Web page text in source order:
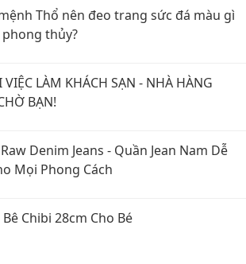
Thổ nên đeo trang sức đá màu gì
thủy?
VIỆC LÀM KHÁCH SẠN - NHÀ HÀNG
BẠN!
Denim Jeans - Quần Jean Nam Dễ
Mọi Phong Cách
Chibi 28cm Cho Bé